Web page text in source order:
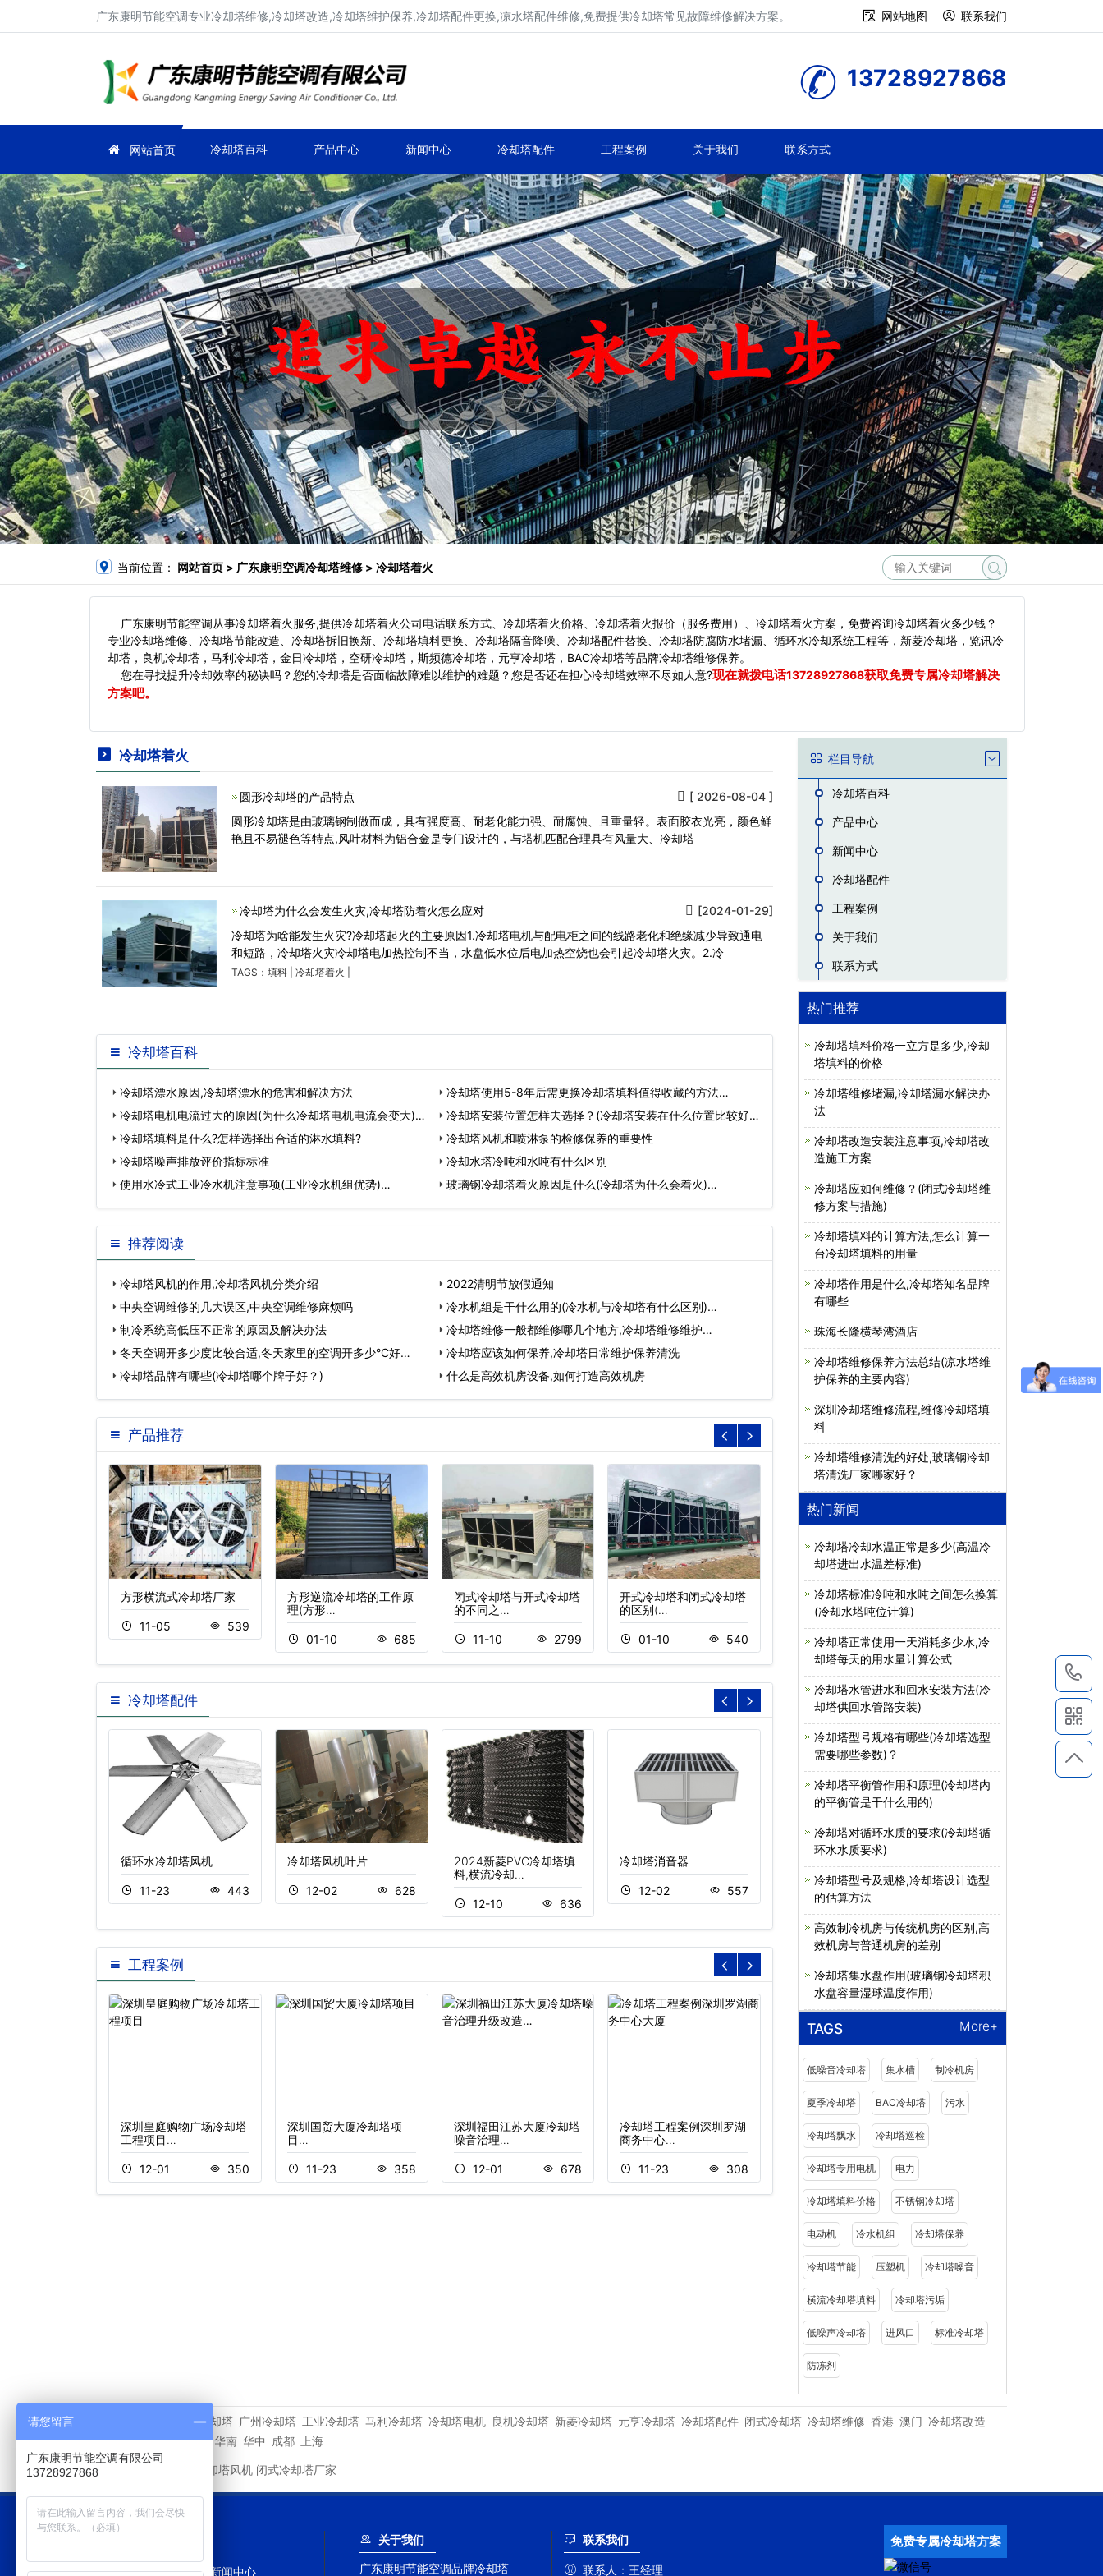
广东康明节能空调专业冷却塔维修,冷却塔改造,冷却塔维护保养,冷却塔配件更换,凉水塔配件维修,免费提供冷却塔常见故障维修解决方案。 网站地图 联系我们
13728927868
网站首页 冷却塔百科 产品中心 新闻中心 冷却塔配件 工程案例 关于我们 联系方式
当前位置： 网站首页 > 广东康明空调冷却塔维修 > 冷却塔着火
广东康明节能空调从事冷却塔着火服务,提供冷却塔着火公司电话联系方式、冷却塔着火价格、冷却塔着火报价（服务费用）、冷却塔着火方案，免费咨询冷却塔着火多少钱？
专业冷却塔维修、冷却塔节能改造、冷却塔拆旧换新、冷却塔填料更换、冷却塔隔音降噪、冷却塔配件替换、冷却塔防腐防水堵漏、循环水冷却系统工程等，新菱冷却塔，览讯冷
却塔，良机冷却塔，马利冷却塔，金日冷却塔，空研冷却塔，斯频德冷却塔，元亨冷却塔，BAC冷却塔等品牌冷却塔维修保养。
您在寻找提升冷却效率的秘诀吗？您的冷却塔是否面临故障难以维护的难题？您是否还在担心冷却塔效率不尽如人意?现在就拨电话13728927868获取免费专属冷却塔解决
方案吧。
冷却塔着火
圆形冷却塔的产品特点
[ 2026-08-04 ]
圆形冷却塔是由玻璃钢制做而成，具有强度高、耐老化能力强、耐腐蚀、且重量轻。表面胶衣光亮，颜色鲜
艳且不易褪色等特点,风叶材料为铝合金是专门设计的，与塔机匹配合理具有风量大、冷却塔
冷却塔为什么会发生火灾,冷却塔防着火怎么应对
[2024-01-29]
冷却塔为啥能发生火灾?冷却塔起火的主要原因1.冷却塔电机与配电柜之间的线路老化和绝缘减少导致通电
和短路，冷却塔火灾冷却塔电加热控制不当，水盘低水位后电加热空烧也会引起冷却塔火灾。2.冷
TAGS： 填料 冷却塔着火
冷却塔百科
冷却塔漂水原因,冷却塔漂水的危害和解决方法
冷却塔使用5-8年后需更换冷却塔填料值得收藏的方法…
冷却塔电机电流过大的原因(为什么冷却塔电机电流会变大)…
冷却塔安装位置怎样去选择？(冷却塔安装在什么位置比较好)
…
冷却塔填料是什么?怎样选择出合适的淋水填料?
冷却塔风机和喷淋泵的检修保养的重要性
冷却塔噪声排放评价指标标准
冷却水塔冷吨和水吨有什么区别
使用水冷式工业冷水机注意事项(工业冷水机组优势)…
玻璃钢冷却塔着火原因是什么(冷却塔为什么会着火)…
推荐阅读
冷却塔风机的作用,冷却塔风机分类介绍
2022清明节放假通知
中央空调维修的几大误区,中央空调维修麻烦吗
冷水机组是干什么用的(冷水机与冷却塔有什么区别)…
制冷系统高低压不正常的原因及解决办法
冷却塔维修一般都维修哪几个地方,冷却塔维修维护…
冬天空调开多少度比较合适,冬天家里的空调开多少°C好…
冷却塔应该如何保养,冷却塔日常维护保养清洗
冷却塔品牌有哪些(冷却塔哪个牌子好？)
什么是高效机房设备,如何打造高效机房
产品推荐
方形横流式冷却塔厂家
11-05 539
方形逆流冷却塔的工作原
理(方形…
01-10 685
闭式冷却塔与开式冷却塔
的不同之…
11-10 2799
开式冷却塔和闭式冷却塔
的区别(…
01-10 540
不锈钢冷却塔
11-22 820
大型高温工业冷却塔
08-04
冷却塔配件
循环水冷却塔风机
11-23 443
冷却塔风机叶片
12-02 628
2024新菱PVC冷却塔填
料,横流冷却…
12-10 636
冷却塔消音器
12-02 557
12-02
11-23
工程案例
深圳皇庭购物广场冷却塔
工程项目…
12-01 350
深圳国贸大厦冷却塔项
目…
11-23 358
深圳福田江苏大厦冷却塔
噪音治理…
12-01 678
冷却塔工程案例深圳罗湖
商务中心…
11-23 308
冷却塔工程案例中兴通讯
股份有限…
11-23 421
栏目导航
冷却塔百科
产品中心
新闻中心
冷却塔配件
工程案例
关于我们
联系方式
热门推荐
冷却塔填料价格一立方是多少,冷却
塔填料的价格
冷却塔维修堵漏,冷却塔漏水解决办
法
冷却塔改造安装注意事项,冷却塔改
造施工方案
冷却塔应如何维修？(闭式冷却塔维
修方案与措施)
冷却塔填料的计算方法,怎么计算一
台冷却塔填料的用量
冷却塔作用是什么,冷却塔知名品牌
有哪些
珠海长隆横琴湾酒店
冷却塔维修保养方法总结(凉水塔维
护保养的主要内容)
深圳冷却塔维修流程,维修冷却塔填
料
冷却塔维修清洗的好处,玻璃钢冷却
塔清洗厂家哪家好？
热门新闻
冷却塔冷却水温正常是多少(高温冷
却塔进出水温差标准)
冷却塔标准冷吨和水吨之间怎么换算
(冷却水塔吨位计算)
冷却塔正常使用一天消耗多少水,冷
却塔每天的用水量计算公式
冷却塔水管进水和回水安装方法(冷
却塔供回水管路安装)
冷却塔型号规格有哪些(冷却塔选型
需要哪些参数)？
冷却塔平衡管作用和原理(冷却塔内
的平衡管是干什么用的)
冷却塔对循环水质的要求(冷却塔循
环水水质要求)
冷却塔型号及规格,冷却塔设计选型
的估算方法
高效制冷机房与传统机房的区别,高
效机房与普通机房的差别
冷却塔集水盘作用(玻璃钢冷却塔积
水盘容量湿球温度作用)
TAGS More+
低噪音冷却塔 集水槽 制冷机房
夏季冷却塔 BAC冷却塔 污水
冷却塔飘水 冷却塔巡检
冷却塔专用电机 电力
冷却塔填料价格 不锈钢冷却塔
电动机 冷水机组 冷却塔保养
冷却塔节能 压塑机 冷却塔噪音
横流冷却塔填料 冷却塔污垢
低噪声冷却塔 进风口 标准冷却塔
防冻剂
深圳冷却塔 广州冷却塔 工业冷却塔 马利冷却塔 冷却塔电机 良机冷却塔 新菱冷却塔 元亨冷却塔 冷却塔配件 闭式冷却塔 冷却塔维修 香港 澳门 冷却塔改造
重庆 深圳 华东 华北 华南 华中 成都 上海
新菱冷却塔风机 闭式冷却塔厂家
网站首页 新闻中心
关于我们
广东康明节能空调品牌冷却塔
联系我们
联系人： 王经理
免费专属冷却塔方案
请您留言
广东康明节能空调有限公司
13728927868